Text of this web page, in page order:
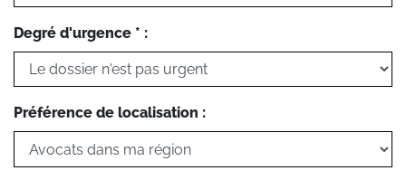
Degré d'urgence * :
Préférence de localisation :